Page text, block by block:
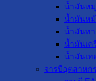
น้ำมันห
น้ำมันหม้
น้ำมันท
น้ำมันเค
น้ำมันเท
จารบีอุตสาหก